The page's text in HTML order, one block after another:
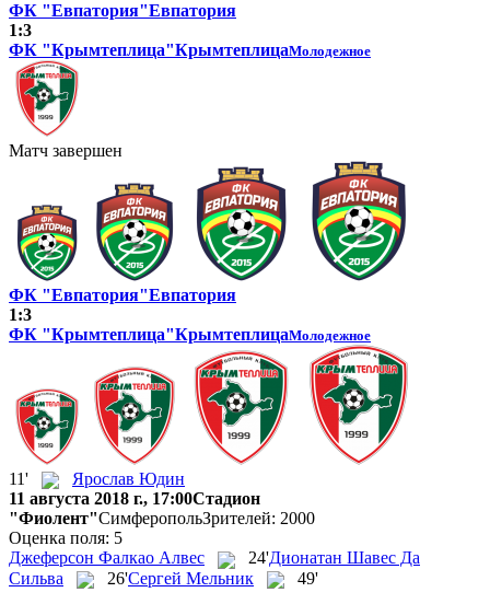
ФК "Евпатория"Евпатория
1:3
ФК "Крымтеплица"КрымтеплицаМолодежное
Матч завершен
ФК "Евпатория"Евпатория
1:3
ФК "Крымтеплица"КрымтеплицаМолодежное
11'
Ярослав Юдин
11 августа 2018 г., 17:00Стадион
"Фиолент"СимферопольЗрителей: 2000
Оценка поля: 5
Джеферсон Фалкао Алвес
24'Дионатан Шавес Да
Сильва
26'Сергей Мельник 49'